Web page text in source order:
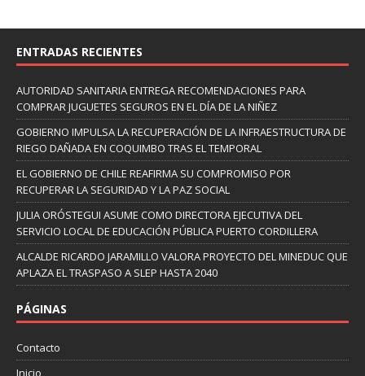
ENTRADAS RECIENTES
AUTORIDAD SANITARIA ENTREGA RECOMENDACIONES PARA
COMPRAR JUGUETES SEGUROS EN EL DÍA DE LA NIÑEZ
GOBIERNO IMPULSA LA RECUPERACIÓN DE LA INFRAESTRUCTURA DE
RIEGO DAÑADA EN COQUIMBO TRAS EL TEMPORAL
EL GOBIERNO DE CHILE REAFIRMA SU COMPROMISO POR
RECUPERAR LA SEGURIDAD Y LA PAZ SOCIAL
JULIA ORÓSTEGUI ASUME COMO DIRECTORA EJECUTIVA DEL
SERVICIO LOCAL DE EDUCACIÓN PÚBLICA PUERTO CORDILLERA
ALCALDE RICARDO JARAMILLO VALORA PROYECTO DEL MINEDUC QUE
APLAZA EL TRASPASO A SLEP HASTA 2040
PÁGINAS
Contacto
Inicio